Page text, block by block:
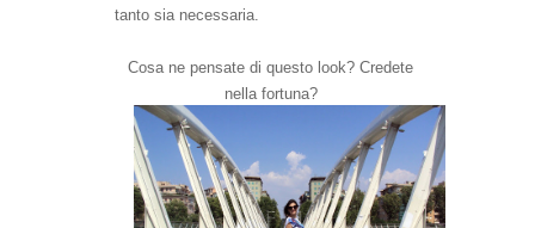
tanto sia necessaria.
Cosa ne pensate di questo look? Credete
nella fortuna?